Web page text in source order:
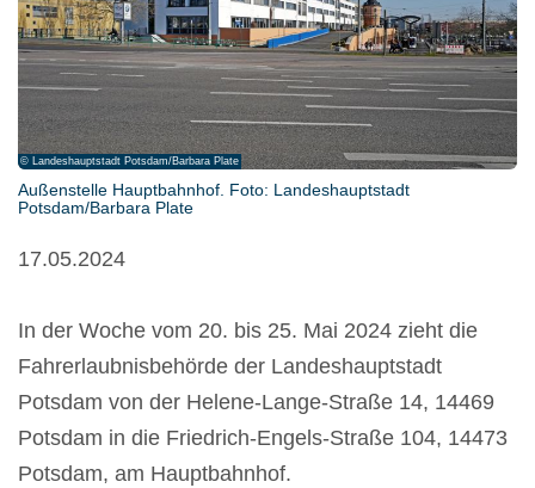
© Landeshauptstadt Potsdam/Barbara Plate
Außenstelle Hauptbahnhof. Foto: Landeshauptstadt
Potsdam/Barbara Plate
17.05.2024
In der Woche vom 20. bis 25. Mai 2024 zieht die
Fahrerlaubnisbehörde der Landeshauptstadt
Potsdam von der Helene-Lange-Straße 14, 14469
Potsdam in die Friedrich-Engels-Straße 104, 14473
Potsdam, am Hauptbahnhof.